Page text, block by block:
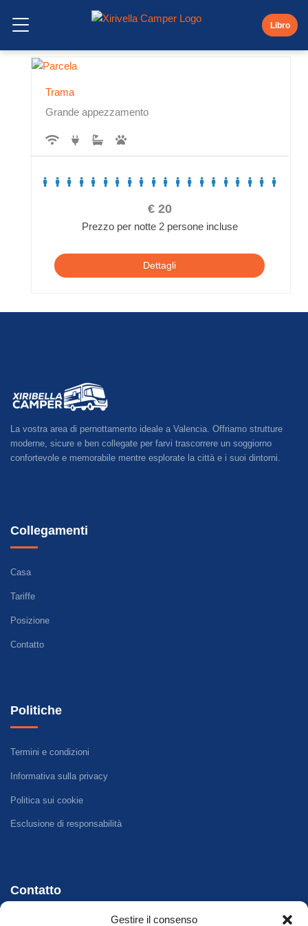
Gestire il consenso
Menu aperto Libro
Le nostre trame
Trama
Grande appezzamento
€ 20
Prezzo per notte 2 persone incluse
Dettagli
La vostra area di pernottamento ideale a Valencia. Offriamo strutture
moderne, sicure e ben collegate per farvi trascorrere un soggiorno
confortevole e memorabile mentre esplorate la città e i suoi dintorni.
Collegamenti
Casa
Tariffe
Posizione
Contatto
Politiche
Termini e condizioni
Informativa sulla privacy
Politica sui cookie
Esclusione di responsabilità
Contatto